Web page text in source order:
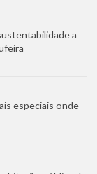
a
especiais onde